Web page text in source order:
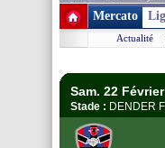
+ de clubs
Mercato
Actualité
Sam. 22
Stade : DENDER